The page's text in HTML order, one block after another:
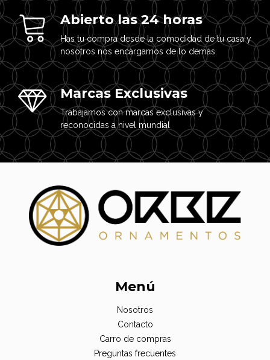
Abierto las 24 horas
Has tu compra desde la comodidad de tu casa y
nosotros nos encargamos de lo demás.
Marcas Exclusivas
Trabajamos con marcas exclusivas y
reconocidas a nivel mundial
Menú
Nosotros
Contacto
Carro de compras
Preguntas frecuentes